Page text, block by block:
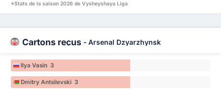
*Stats de la saison 2026 de Vysheyshaya Liga
Cartons reçus - Arsenal Dzyarzhynsk
Ilya Vasin 3
Dmitry Antsilevski 3